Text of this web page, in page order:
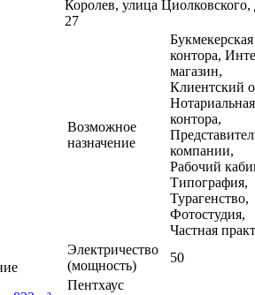
Королев, улица Циолковского,
27
Возможное
назначение
Букмекерская
контора,
магазин,
Клиентский
Нотариальная
контора,
компании,
Рабочий
Типография,
Турагенство,
Фотостудия,
Частная
Электричество
(мощность)
50
Пентхаус